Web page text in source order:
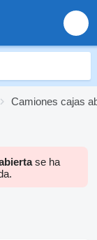
Camiones cajas
se ha